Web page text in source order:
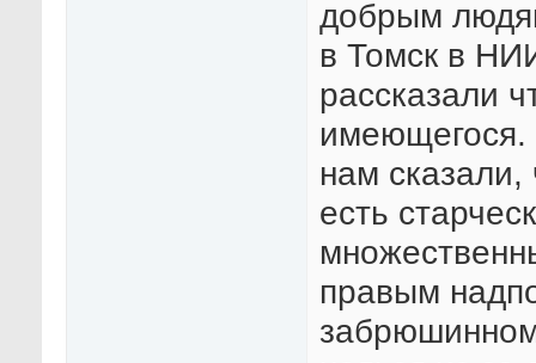
добрым
в Томск в
рассказали
имеющегося.
нам сказали,
есть
правым